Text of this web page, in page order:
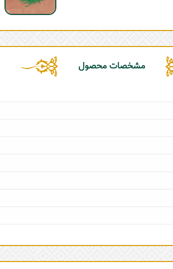
مشخصات محصول